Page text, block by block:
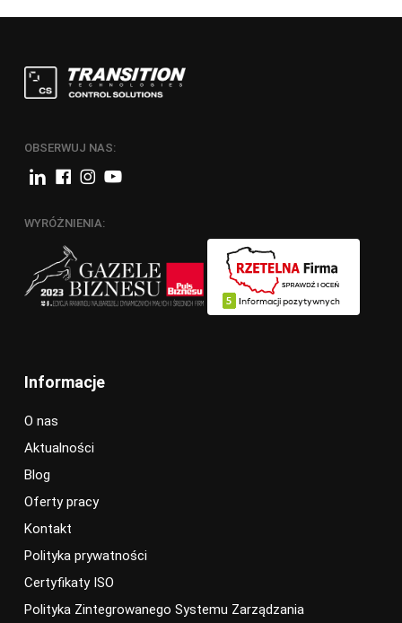
OBSERWUJ NAS:
WYRÓŻNIENIA:
Informacje
O nas
Aktualności
Blog
Oferty pracy
Kontakt
Polityka prywatności
Certyfikaty ISO
Polityka Zintegrowanego Systemu Zarządzania